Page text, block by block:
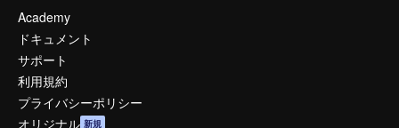
Academy
ドキュメント
サポート
利用規約
プライバシーポリシー
オリジナル 新規